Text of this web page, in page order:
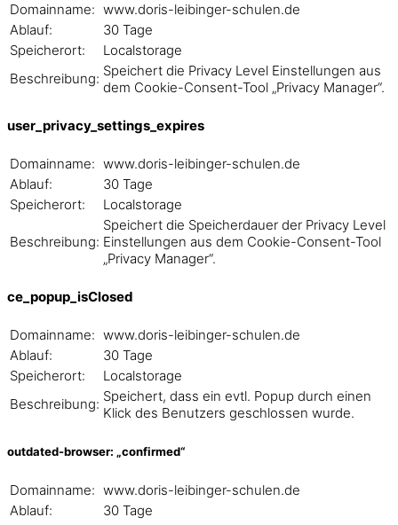
Domainname: www.doris-leibinger-schulen.de
Ablauf:
30 Tage
Speicherort:
Localstorage
Beschreibung: Speichert die Privacy Level Einstellungen aus
dem Cookie-Consent-Tool „Privacy Manager“.
user_privacy_settings_expires
Domainname: www.doris-leibinger-schulen.de
Ablauf:
30 Tage
Speicherort:
Localstorage
Beschreibung:
Speichert die Speicherdauer der Privacy Level
Einstellungen aus dem Cookie-Consent-Tool
„Privacy Manager“.
ce_popup_isClosed
Domainname: www.doris-leibinger-schulen.de
Ablauf:
30 Tage
Speicherort:
Localstorage
Beschreibung: Speichert, dass ein evtl. Popup durch einen
Klick des Benutzers geschlossen wurde.
outdated-browser: „confirmed“
Domainname: www.doris-leibinger-schulen.de
Ablauf:
30 Tage